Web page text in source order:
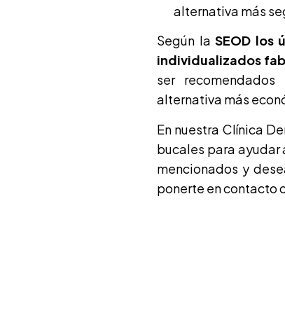
alternativa más
Según laSEOD los
individualizados
ser
alternativa más
En nuestra Clínica
bucales para ayudar
mencionados y
ponerte en contacto